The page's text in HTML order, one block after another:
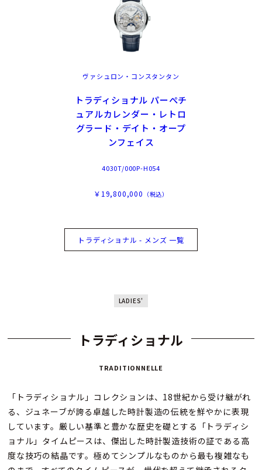
ヴァシュロン・コンスタンタン
トラディショナル パーぺチ
ュアルカレンダー・レトロ
グラード・デイト・オープ
ンフェイス
4030T/000P-H054
￥19,800,000 （税込）
トラディショナル - メンズ 一覧
LADIES'
トラディショナル
TRADITIONNELLE
「トラディショナル」コレクションは、18世紀から受け継がれ
る、ジュネーブが誇る卓越した時計製造の伝統を鮮やかに表現
しています。厳しい基準と豊かな歴史を礎とする「トラディシ
ョナル」タイムピースは、傑出した時計製造技術の証である高
度な技巧の結晶です。極めてシンプルなものから最も複雑なも